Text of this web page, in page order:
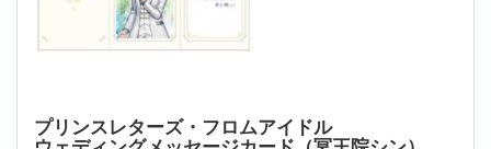
プリンスレターズ・フロムアイドル